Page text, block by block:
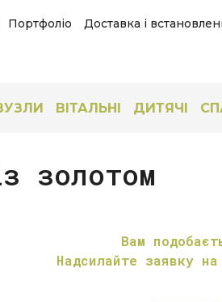
Портфоліо Доставка і
ВІТАЛЬНІ ДИТЯЧІ
золотом
Вам
Надсилайте заявку